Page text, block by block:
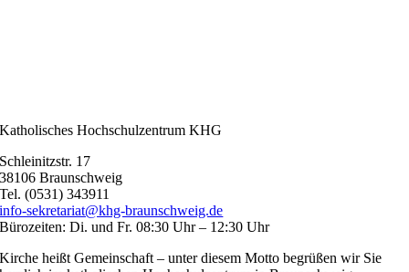
Katholisches Hochschulzentrum KHG
Schleinitzstr. 17
38106 Braunschweig
Tel. (0531) 343911
info-sekretariat@khg-braunschweig.de
Bürozeiten: Di. und Fr. 08:30 Uhr – 12:30 Uhr
Kirche heißt Gemeinschaft – unter diesem Motto begrüßen wir Sie